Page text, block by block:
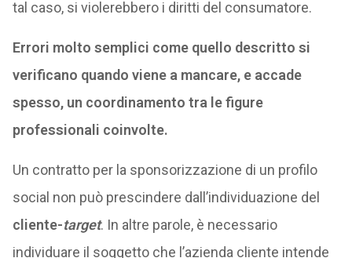
tal caso, si violerebbero i diritti del consumatore.
Errori molto semplici come quello descritto si
verificano quando viene a mancare, e accade
spesso, un coordinamento tra le figure
professionali coinvolte.
Un contratto per la sponsorizzazione di un profilo
social non può prescindere dall’individuazione del
cliente-target. In altre parole, è necessario
individuare il soggetto che l’azienda cliente intende